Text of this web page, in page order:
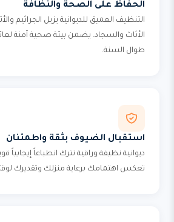
الحفاظ على الصحة والنظافة
التنظيف العميق للديوانية يزيل الجراثيم
الأثاث والسجاد. يضمن بيئة صحية آمنة
طوال السنة.
استقبال الضيوف بثقة واطمئنان
ديوانية نظيفة وراقية تترك انطباعاً إيجابياً
تعكس اهتمامك برعاية منزلك وتقديرك